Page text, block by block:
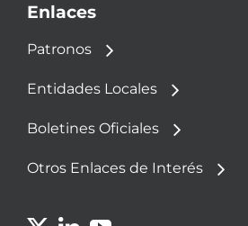
Enlaces
Patronos
Entidades Locales
Boletines Oficiales
Otros Enlaces de Interés